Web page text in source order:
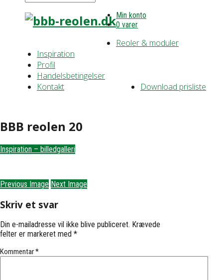
Min konto
0 varer
Reoler & moduler
Inspiration
Profil
Handelsbetingelser
Download prisliste
Kontakt
BBB reolen 20
Inspiration – billedgalleri
Previous Image Next Image
Skriv et svar
Din e-mailadresse vil ikke blive publiceret. Krævede
felter er markeret med *
Kommentar*